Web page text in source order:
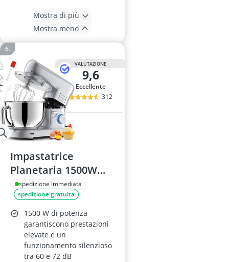
Mostra di più
Mostra meno
VALUTAZIONE
9,6
Eccellente
312
Impastatrice
Planetaria 1500W
5,5L 6 Velocità
spedizione immediata
spedizione gratuita
1500 W di potenza
garantiscono prestazioni
elevate e un
funzionamento silenzioso
tra 60 e 72 dB